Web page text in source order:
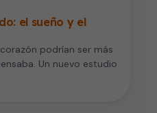
el sueño y el
podrían ser más
Un nuevo estudio